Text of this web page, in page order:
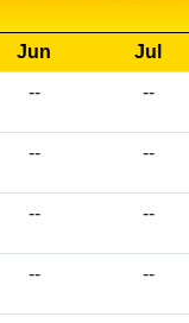
Jun Jul
-- --
-- --
-- --
-- --